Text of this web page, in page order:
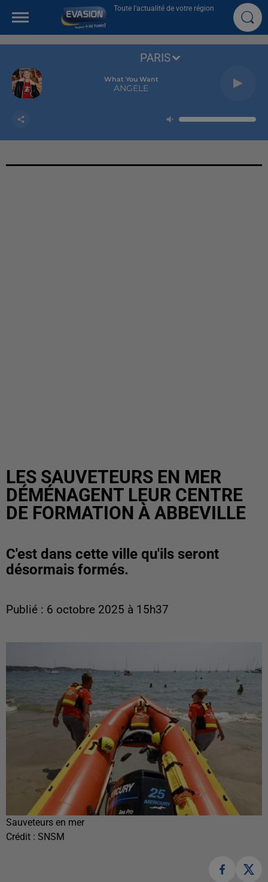
Toute l'actualité de votre région
What You Want
ANGELE
PARIS
LES SAUVETEURS EN MER
DÉMÉNAGENT LEUR CENTRE
DE FORMATION À ABBEVILLE
C'est dans cette ville qu'ils seront
désormais formés.
Publié : 6 octobre 2025 à 15h37
Sauveteurs en mer
Crédit : SNSM